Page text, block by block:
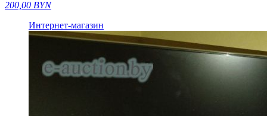
200,00 BYN
Интернет-магазин